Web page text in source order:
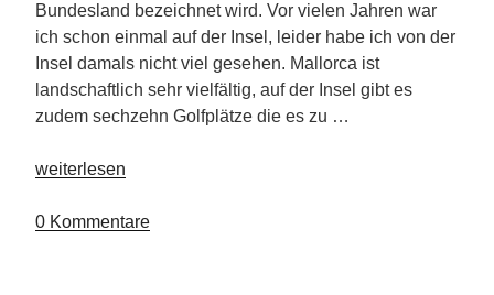
Bundesland bezeichnet wird. Vor vielen Jahren war
ich schon einmal auf der Insel, leider habe ich von der
Insel damals nicht viel gesehen. Mallorca ist
landschaftlich sehr vielfältig, auf der Insel gibt es
zudem sechzehn Golfplätze die es zu …
„Mallorca-
Calvia
weiterlesen
0 Kommentare